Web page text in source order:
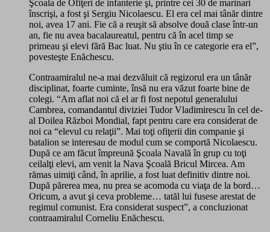
Şcoala de Ofiţeri de infanterie şi, printre cei 30 de marinari
înscrişi, a fost şi Sergiu Nicolaescu. El era cel mai tânăr dintre
noi, avea 17 ani. Fie că a reuşit să absolve două clase într-un
an, fie nu avea bacalaureatul, pentru că în acel timp se
primeau şi elevi fără Bac luat. Nu ştiu în ce categorie era el”,
povesteşte Enăchescu.
Contraamiralul ne-a mai dezvăluit că regizorul era un tânăr
disciplinat, foarte cuminte, însă nu era văzut foarte bine de
colegi. “Am aflat noi că el ar fi fost nepotul generalului
Cambrea, comandantul diviziei Tudor Vladimirescu în cel de-
al Doilea Război Mondial, fapt pentru care era considerat de
noi ca “elevul cu relaţii”. Mai toţi ofiţerii din companie şi
batalion se interesau de modul cum se comportă Nicolaescu.
După ce am făcut împreună Şcoala Navală în grup cu toţi
ceilalţi elevi, am venit la Nava Şcoală Bricul Mircea. Am
rămas uimiţi când, în aprilie, a fost luat definitiv dintre noi.
După părerea mea, nu prea se acomoda cu viaţa de la bord…
Oricum, a avut şi ceva probleme… tatăl lui fusese arestat de
regimul comunist. Era considerat suspect”, a concluzionat
contraamiralul Corneliu Enăchescu.